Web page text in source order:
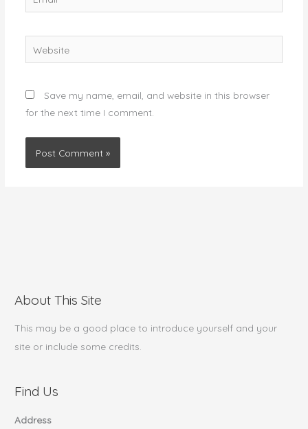
Save my name, email, and website in this browser
for the next time I comment.
About This Site
This may be a good place to introduce yourself and your
site or include some credits.
Find Us
Address